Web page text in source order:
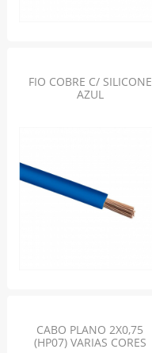
FIO COBRE C/ SILICONE
AZUL
CABO PLANO 2X0,75
(HP07) VARIAS CORES